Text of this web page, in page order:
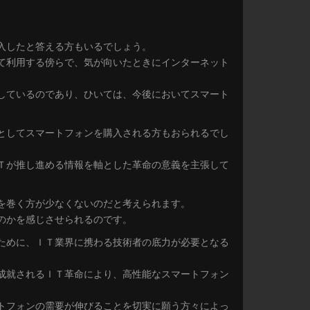
たと答える方もいるでしょう。
用する傍らで、気が向いたときにインターネット
いるのであり、ひいては、今後においてスマート
てスマートフォンを購入される方もおられるでし
推し進める情報を軸とした革命の意義を主張して
く方が少なくないのだと考えられます。
を感じさせられるのです。
に、ＩＴ業界に携わる技術者の底力が必要となる
されるＩＴ革命により、高性能なスマートフォン
ォンの需要が伸びることを切実に願う方々によっ